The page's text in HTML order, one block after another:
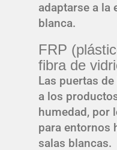
adaptarse a la
blanca.
FRP
fibra de
Las puertas
a los
humedad, por
para entornos
salas blancas.